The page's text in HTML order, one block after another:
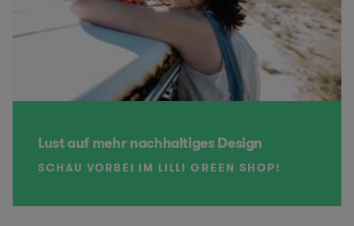
Lust auf mehr nachhaltiges Design
SCHAU VORBEI IM LILLI GREEN SHOP!